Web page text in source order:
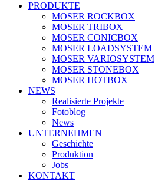
PRODUKTE
MOSER ROCKBOX
MOSER TRIBOX
MOSER CONICBOX
MOSER LOADSYSTEM
MOSER VARIOSYSTEM
MOSER STONEBOX
MOSER HOTBOX
NEWS
Realisierte Projekte
Fotoblog
News
UNTERNEHMEN
Geschichte
Produktion
Jobs
KONTAKT